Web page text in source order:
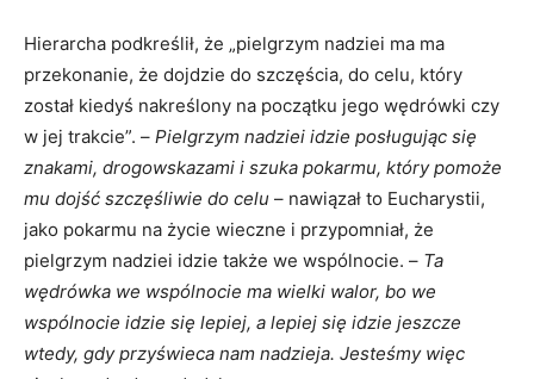
Hierarcha podkreślił, że „pielgrzym nadziei ma ma
przekonanie, że dojdzie do szczęścia, do celu, który
został kiedyś nakreślony na początku jego wędrówki czy
w jej trakcie”. – Pielgrzym nadziei idzie posługując się
znakami, drogowskazami i szuka pokarmu, który pomoże
mu dojść szczęśliwie do celu – nawiązał to Eucharystii,
jako pokarmu na życie wieczne i przypomniał, że
pielgrzym nadziei idzie także we wspólnocie. – Ta
wędrówka we wspólnocie ma wielki walor, bo we
wspólnocie idzie się lepiej, a lepiej się idzie jeszcze
wtedy, gdy przyświeca nam nadzieja. Jesteśmy więc